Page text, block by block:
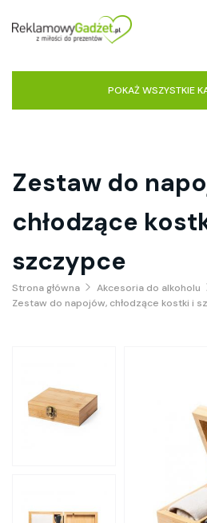
POKAŻ WSZYSTKIE
Zestaw do
chłodzące
szczypce
Strona główna Akcesoria do alkoholu
Zestaw do napojów, chłodzące kostki i